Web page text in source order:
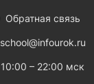
Обратная связь
school@infourok.ru
10:00 – 22:00 мск